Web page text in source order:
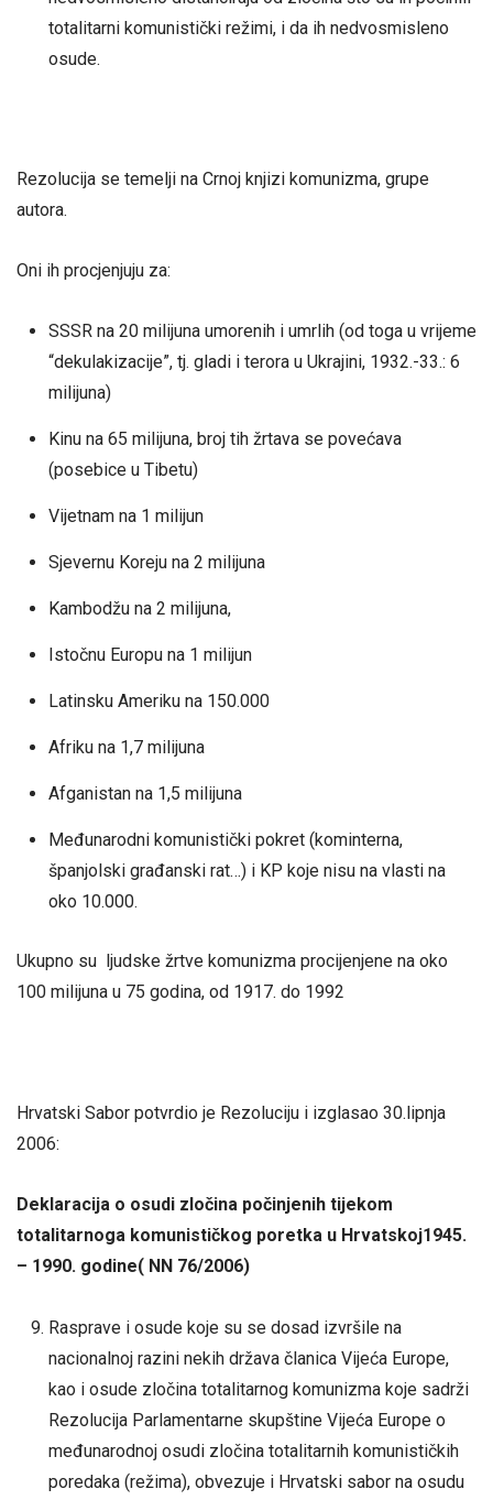
totalitarni komunistički režimi, i da ih nedvosmisleno
osude.
Rezolucija se temelji na Crnoj knjizi komunizma, grupe
autora.
Oni ih procjenjuju za:
SSSR na 20 milijuna umorenih i umrlih (od toga u vrijeme
“dekulakizacije”, tj. gladi i terora u Ukrajini, 1932.-33.: 6
milijuna)
Kinu na 65 milijuna, broj tih žrtava se povećava
(posebice u Tibetu)
Vijetnam na 1 milijun
Sjevernu Koreju na 2 milijuna
Kambodžu na 2 milijuna,
Istočnu Europu na 1 milijun
Latinsku Ameriku na 150.000
Afriku na 1,7 milijuna
Afganistan na 1,5 milijuna
Međunarodni komunistički pokret (kominterna,
španjolski građanski rat…) i KP koje nisu na vlasti na
oko 10.000.
Ukupno su ljudske žrtve komunizma procijenjene na oko
100 milijuna u 75 godina, od 1917. do 1992
Hrvatski Sabor potvrdio je Rezoluciju i izglasao 30.lipnja
2006:
Deklaracija o osudi zločina počinjenih tijekom
totalitarnoga komunističkog poretka u Hrvatskoj1945.
– 1990. godine( NN 76/2006)
Rasprave i osude koje su se dosad izvršile na
nacionalnoj razini nekih država članica Vijeća Europe,
kao i osude zločina totalitarnog komunizma koje sadrži
Rezolucija Parlamentarne skupštine Vijeća Europe o
međunarodnoj osudi zločina totalitarnih komunističkih
poredaka (režima), obvezuje i Hrvatski sabor na osudu